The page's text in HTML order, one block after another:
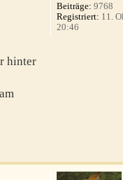
hinter
Beiträge: 9768
Registriert: 11.
20:46